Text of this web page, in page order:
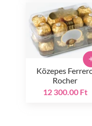
Közepes
Rocher
12 300.00 Ft